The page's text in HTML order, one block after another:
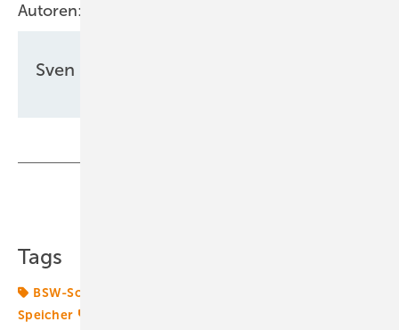
Autoren:
Sven Ullrich
Tags
BSW-Solar
Speicher